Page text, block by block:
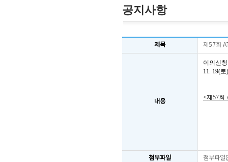
공지사항
제목 제57회
내용
이의신
11. 19(
<제57회
첨부파일 첨부파일